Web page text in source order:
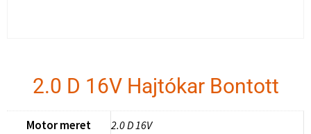
2.0 D 16V Hajtókar Bontott
Motor meret 2.0 D 16V